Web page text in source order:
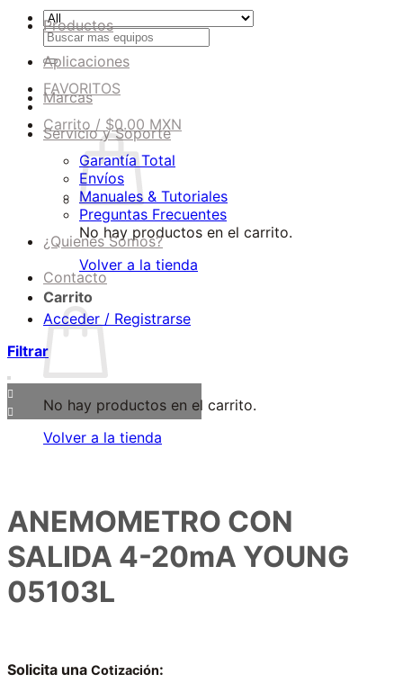
Buscar
por:
FAVORITOS
Carrito / $0.00 MXN
No hay productos en el carrito.
Volver a la tienda
Carrito
No hay productos en el carrito.
Volver a la tienda
Productos
Aplicaciones
Marcas
Servicio y Soporte
Garantía Total
Envíos
Manuales & Tutoriales
Preguntas Frecuentes
¿Quienes Somos?
Contacto
Acceder / Registrarse
Filtrar
ANEMOMETRO CON
SALIDA 4-20mA YOUNG
05103L
Solicita una Cotización: